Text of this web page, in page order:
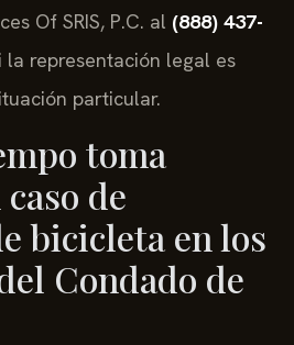
Of SRIS, P.C. al (888) 437-
la representación legal es
particular.
toma
de
bicicleta en los
Condado de